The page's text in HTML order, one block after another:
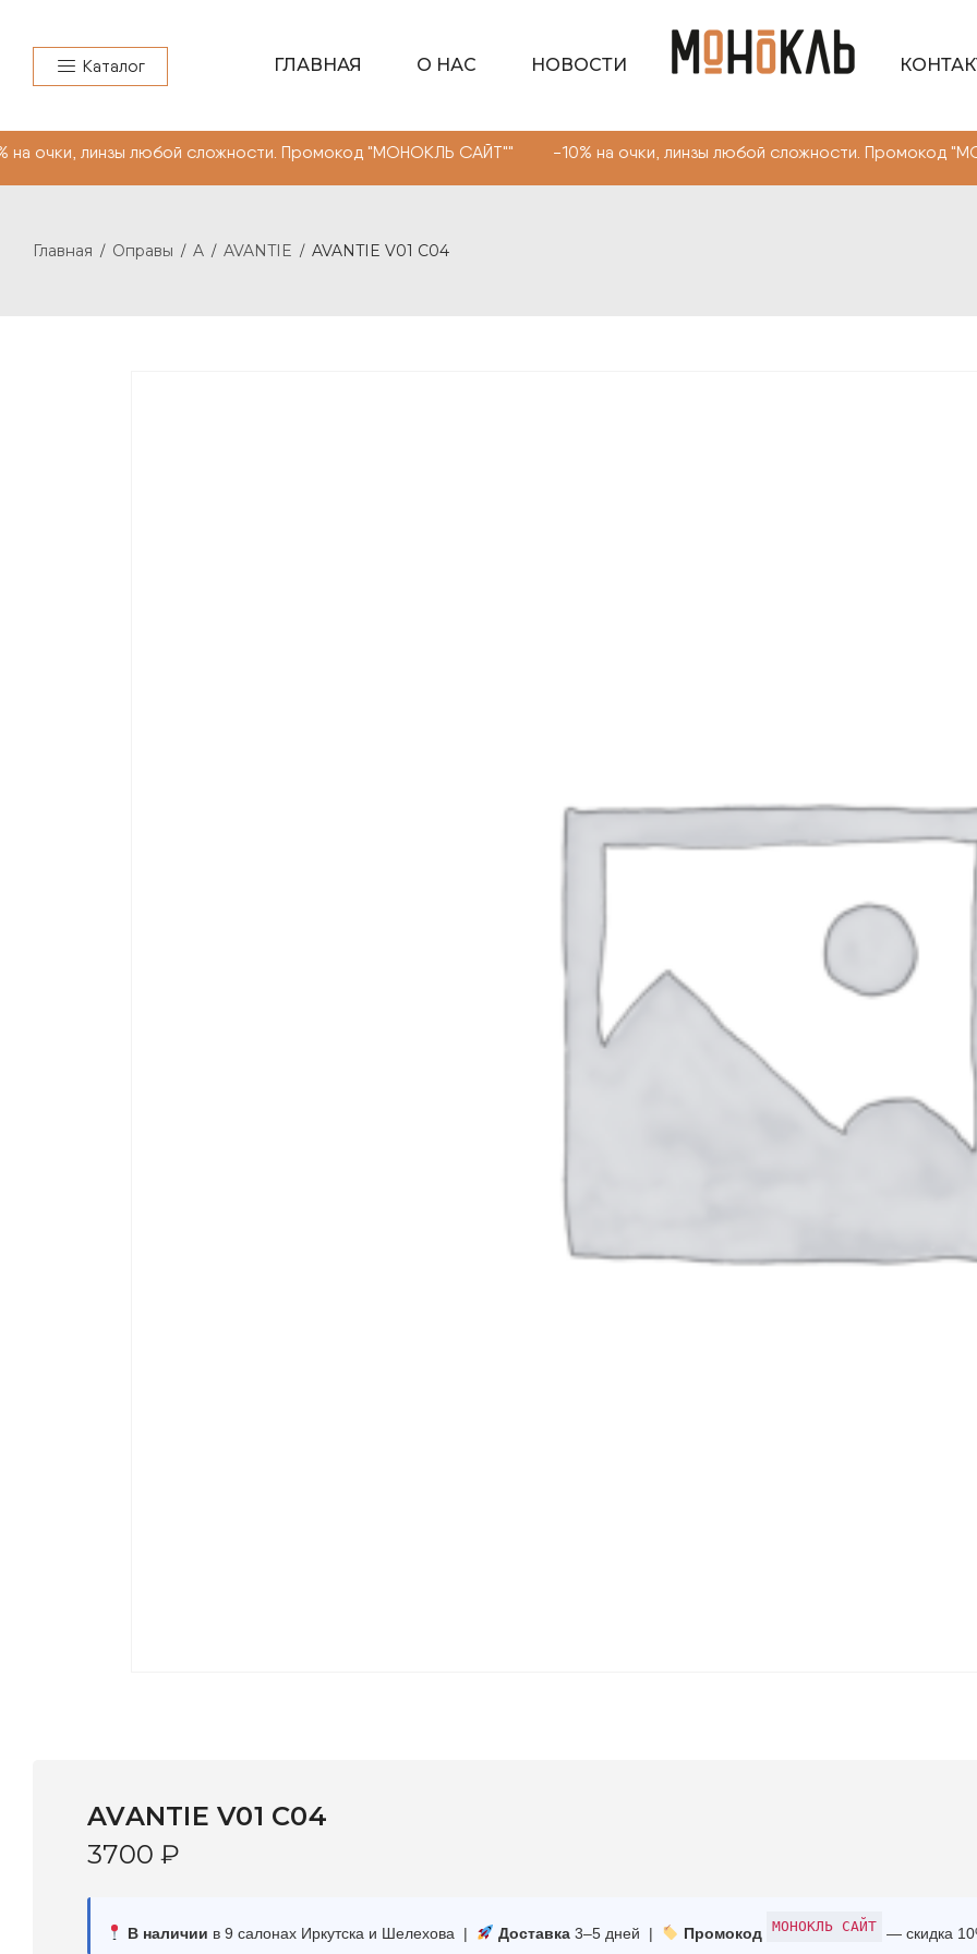
Каталог ГЛАВНАЯ О НАС НОВОСТИ
сложности. Промокод "МОНОКЛЬ САЙТ"" -10% на очки, линзы любой сложности. Промокод
Главная / Оправы / A / AVANTIE / AVANTIE V01 C04
AVANTIE V01 C04
3700 ₽
В наличии в 9 салонах Иркутска и Шелехова | Доставка3–5 дней | Промокод МОНОКЛЬ САЙТ — скидка